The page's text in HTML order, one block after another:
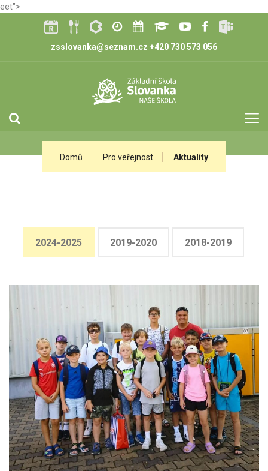
eet">
zsslovanka@seznam.cz +420 730 573 056
Domů Pro veřejnost Aktuality
2024-2025 2019-2020 2018-2019